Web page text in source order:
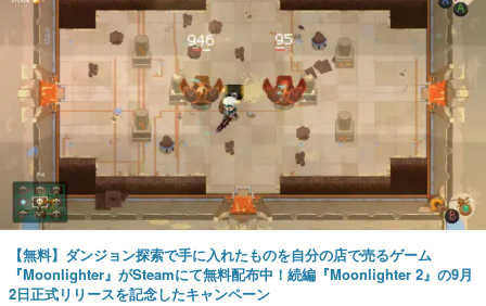
【無料】ダンジョン探索で手に入れたものを自分の店で売るゲーム
『Moonlighter』がSteamにて無料配布中！続編『Moonlighter 2』の9月
2日正式リリースを記念したキャンペーン